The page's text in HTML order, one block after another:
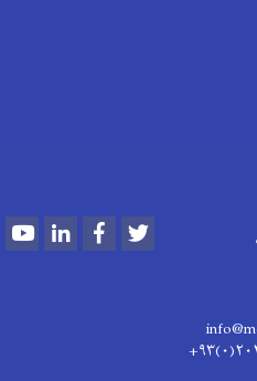
YoutubeLinkedInFacebook